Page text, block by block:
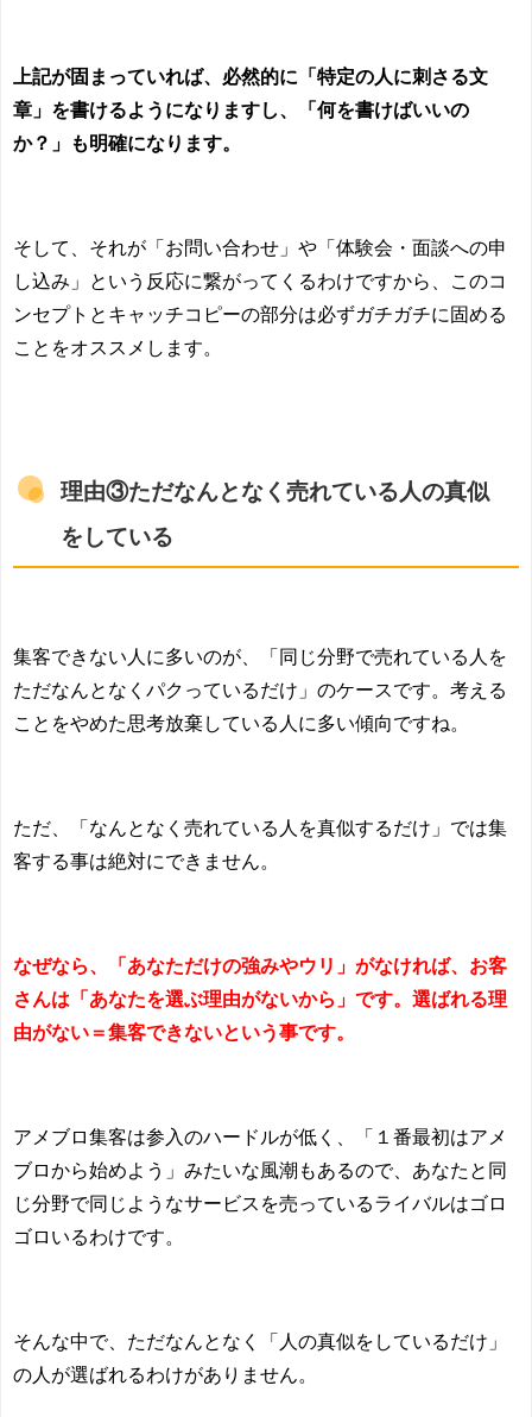
上記が固まっていれば、必然的に「特定の人に刺さる文
章」を書けるようになりますし、「何を書けばいいの
か？」も明確になります。
そして、それが「お問い合わせ」や「体験会・面談への申
し込み」という反応に繋がってくるわけですから、このコ
ンセプトとキャッチコピーの部分は必ずガチガチに固める
ことをオススメします。
理由③ただなんとなく売れている人の真似
をしている
集客できない人に多いのが、「同じ分野で売れている人を
ただなんとなくパクっているだけ」のケースです。考える
ことをやめた思考放棄している人に多い傾向ですね。
ただ、「なんとなく売れている人を真似するだけ」では集
客する事は絶対にできません。
なぜなら、「あなただけの強みやウリ」がなければ、お客
さんは「あなたを選ぶ理由がないから」です。選ばれる理
由がない＝集客できないという事です。
アメブロ集客は参入のハードルが低く、「１番最初はアメ
ブロから始めよう」みたいな風潮もあるので、あなたと同
じ分野で同じようなサービスを売っているライバルはゴロ
ゴロいるわけです。
そんな中で、ただなんとなく「人の真似をしているだけ」
の人が選ばれるわけがありません。